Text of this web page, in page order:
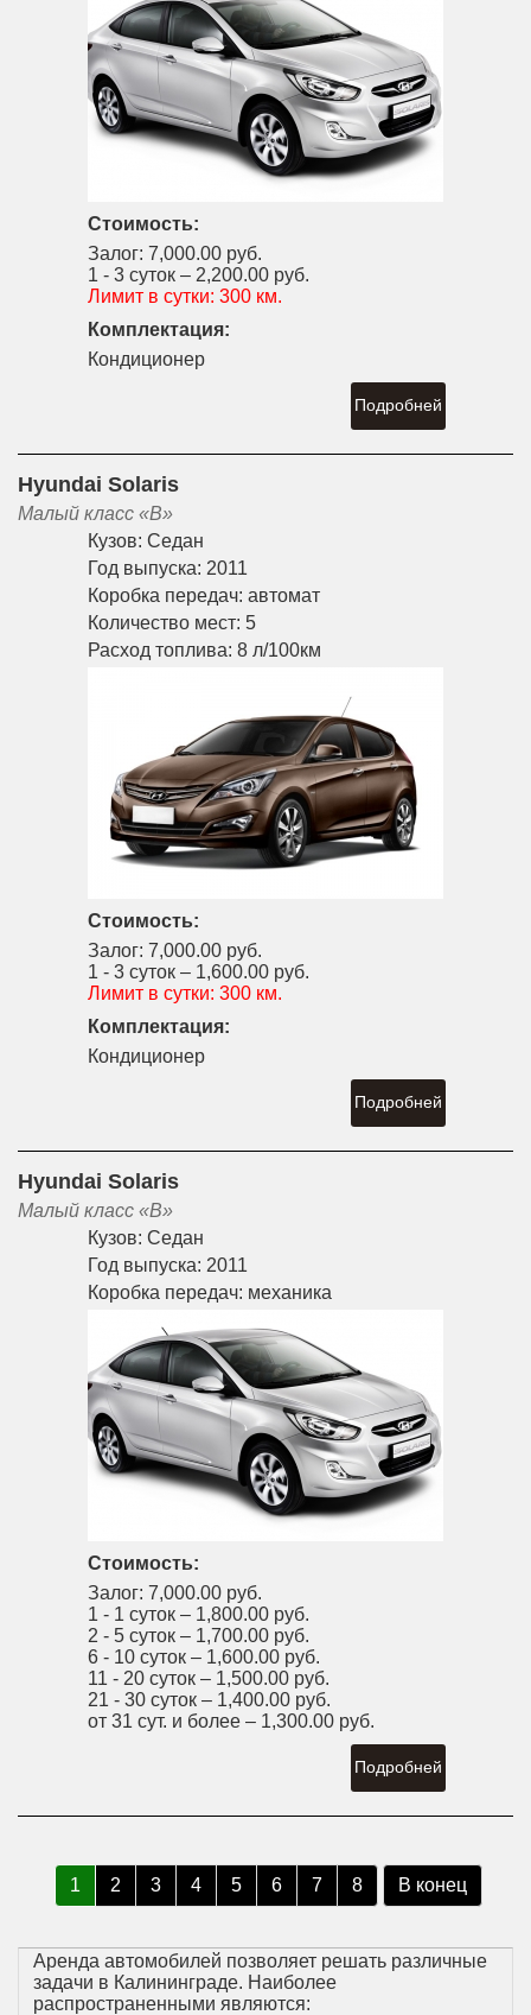
Стоимость:
Залог: 7,000.00 руб.
1 - 3 суток – 2,200.00 руб.
Лимит в сутки: 300 км.
Комплектация:
Кондиционер
Подробней
Hyundai Solaris
Малый класс «B»
Кузов: Седан
Год выпуска: 2011
Коробка передач: автомат
Количество мест: 5
Расход топлива: 8 л/100км
Стоимость:
Залог: 7,000.00 руб.
1 - 3 суток – 1,600.00 руб.
Лимит в сутки: 300 км.
Комплектация:
Кондиционер
Подробней
Hyundai Solaris
Малый класс «B»
Кузов: Седан
Год выпуска: 2011
Коробка передач: механика
Стоимость:
Залог: 7,000.00 руб.
1 - 1 суток – 1,800.00 руб.
2 - 5 суток – 1,700.00 руб.
6 - 10 суток – 1,600.00 руб.
11 - 20 суток – 1,500.00 руб.
21 - 30 суток – 1,400.00 руб.
от 31 сут. и более – 1,300.00 руб.
Подробней
1 2 3 4 5 6 7 8 В конец
Аренда автомобилей позволяет решать различные
задачи в Калининграде. Наиболее
распространенными являются: